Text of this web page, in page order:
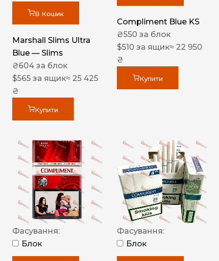
В Кошик
Marshall Slims Ultra
Blue — Slims
₴604 за блок
$565 за ящик≈ 25 425
₴
Купити
Compliment Blue KS
₴550 за блок
$510 за ящик≈ 22 950
₴
Купити
Фасування:
Блок
Фасування:
Блок